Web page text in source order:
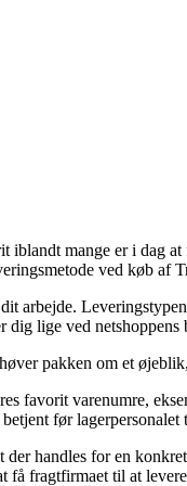
mange er i dag
ved køb
arbejde.
dig lige ved netshoppens
pakken om et
favorit varenumre,
før lagerpersonalet
handles for en
fragtfirmaet til at